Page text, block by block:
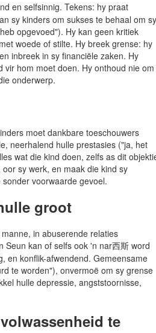
en selfsinnig. Tekens: hy praat
sy kinders om sukses te behaal om sy
opgevoed"). Hy kan geen kritiek
woede of stilte. Hy breek grense: hy
inbreek in sy financiële zaken. Hy
hom moet doen. Hy onthoud nie om
onderwerp.
moet dankbare toeschouwers
neerhalend hulle prestasies ("ja, het
wat die kind doen, zelfs as dit
sy werk, en maak die kind sy
voorwaarde gevoel.
groot
in abuserende relaties
kan of selfs ook 'n nar西斯 word
en konflik-afwendend. Gemeensame
te worden"), onvermoë om sy grense
hulle depressie, angststoornisse,
te